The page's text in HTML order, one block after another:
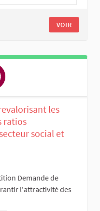
VOIR
les
ratios
social et
Demande de
l'attractivité des